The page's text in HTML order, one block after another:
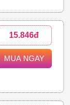
15.846đ
MUA NGAY